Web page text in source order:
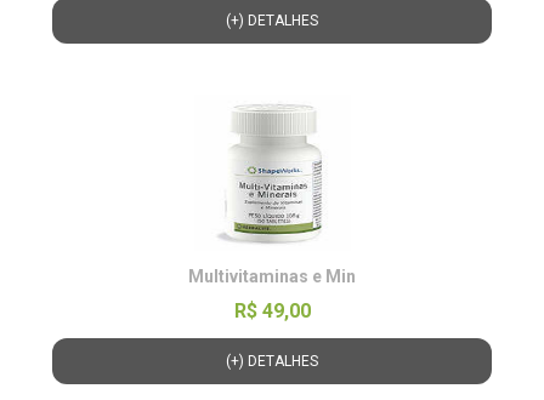
(+) DETALHES
Multivitaminas e Min
R$ 49,00
(+) DETALHES